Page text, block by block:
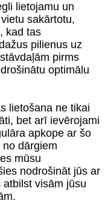
lietojamu un
sakārtotu,
kad tas
pilienus uz
pirms
optimālu
lietošana ne tikai
bet arī ievērojami
apkope ar šo
dārgiem
mūsu
nodrošināt jūs ar
visām jūsu